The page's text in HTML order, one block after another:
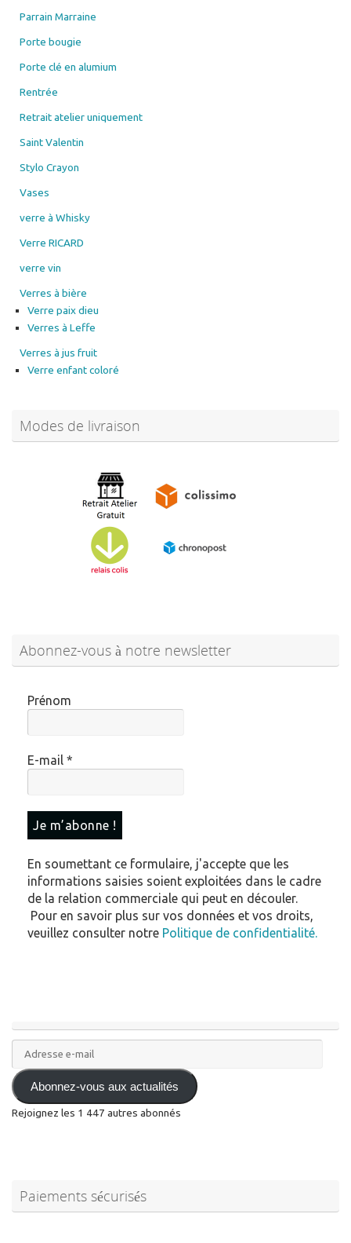
Parrain Marraine
Porte bougie
Porte clé en alumium
Rentrée
Retrait atelier uniquement
Saint Valentin
Stylo Crayon
Vases
verre à Whisky
Verre RICARD
verre vin
Verres à bière
Verre paix dieu
Verres à Leffe
Verres à jus fruit
Verre enfant coloré
Modes de livraison
Abonnez-vous à notre newsletter
Prénom
E-mail *
En soumettant ce formulaire, j'accepte que les
informations saisies soient exploitées dans le cadre
de la relation commerciale qui peut en découler.
Pour en savoir plus sur vos données et vos droits,
veuillez consulter notre Politique de confidentialité.
Adresse
e-
mail Abonnez-vous aux actualités
Rejoignez les 1 447 autres abonnés
Paiements sécurisés